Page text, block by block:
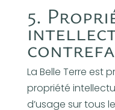
5.
La Belle Terre est
propriété
d’usage sur tous